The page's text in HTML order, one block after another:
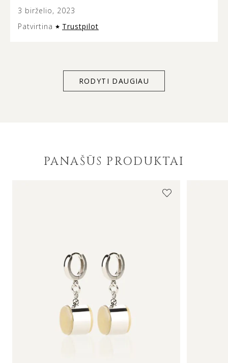
jewellery is versatile and modern looking, and the
presentation of it is very aesthetic so it can make
3 birželio, 2023
Patvirtina
Trustpilot
RODYTI DAUGIAU
PANAŠŪS PRODUKTAI